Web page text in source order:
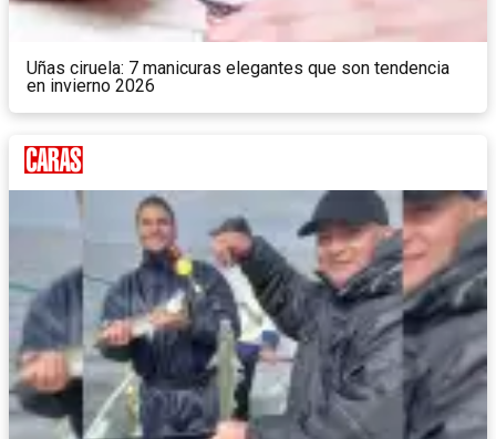
Uñas ciruela: 7 manicuras elegantes que son tendencia
en invierno 2026